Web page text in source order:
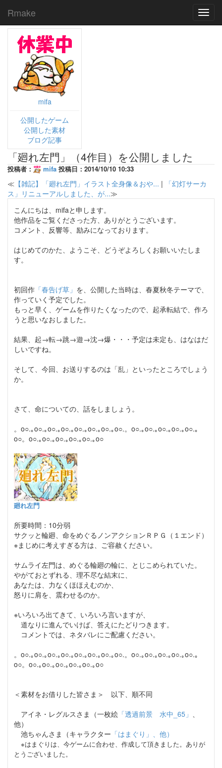
Rmake
mifa
公開したゲーム
公開した素材
ブログ記事
「廻れ左門」（4作目）を公開しました
投稿者： mifa 投稿日：2014/10/10 10:33
≪ 【雑記】「廻れ左門」イラスト全身像＆おや... |
「幻灯サーカ
ス」リニューアルしました、が...≫
こんにちは、mifaと申します。
他作品をご覧くださった方、ありがとうございます。
コメント、反響等、励みになっております。
はじめてのかた、ようこそ、どうぞよろしくお願いいたしま
す。
初回作 「春告げ草」 を、公開した当時は、春夏秋冬テーマで、
作っていく予定でした。
もっと早く、ゲームを作りたくなったので、起承転結で、作ろ
うと思いなおしました。
結果、起→転→跳→遊→沈→爆・・・予定は未定も、はなはだ
しいですね。
そして、今回、お送りするのは「乱」といったところでしょう
か。
さて、命についての、話をしましょう。
。o○.｡o○.｡o○.｡o○.｡o○.｡o○.｡o○.｡o○.。o○.｡o○.｡o○.｡o○.｡o○.｡
o○。o○.｡o○.｡o○.｡o○.｡o○.｡o○
廻れ左門
所要時間：10分弱
サクッと輪廻、命をめぐるノンアクションＲＰＧ（１エンド）
※まじめに考えすぎる方は、ご容赦ください。
サムライ左門は、めぐる輪廻の輪に、とじこめられていた。
やがておとずれる、理不尽な結末に、
あなたは、力なくほほえむのか、
怒りに肩を、震わせるのか。
※いろいろ出てきて、いろいろ言いますが、
道なりに進んでいけば、答えにたどりつきます。
コメントでは、ネタバレにご配慮ください。
。o○.｡o○.｡o○.｡o○.｡o○.｡o○.｡o○.｡o○.。o○.｡o○.｡o○.｡o○.｡o○.｡
o○。o○.｡o○.｡o○.｡o○.｡o○.｡o○
＜素材をお借りした皆さま＞ 以下、順不同
アイネ・レグルスさま（一枚絵 「透過前景 水中_65」 、
他）
池ちゃんさま（キャラクター 「はまぐり」、他）
※はまぐりは、今ゲームに合わせ、作成して頂きました。ありが
とうございました。